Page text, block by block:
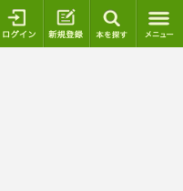
ログイン 新規登録